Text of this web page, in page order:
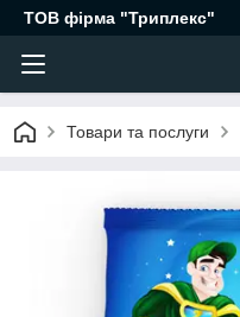
ТОВ фірма "Триплекс"
Товари та послуги